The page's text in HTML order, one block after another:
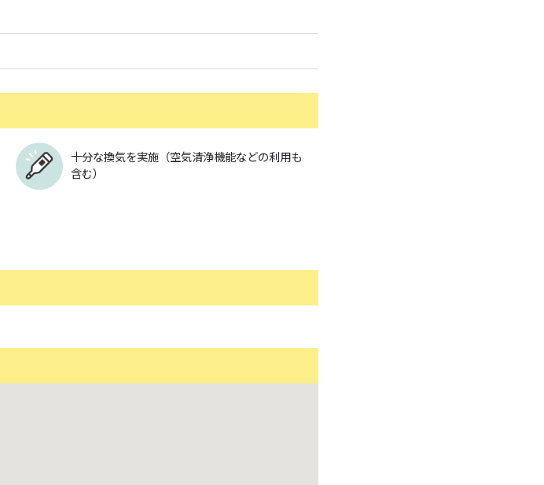
十分な換気を実施（空気清浄機能などの利用も
含む）